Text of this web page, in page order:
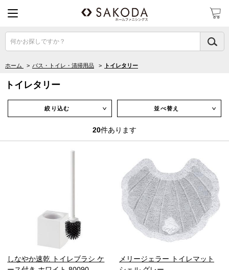
何かお探しですか？
ホーム > バス・トイレ・清掃用品 > トイレタリー
トイレタリー
絞り込む ∨ 並べ替え ∨
20件あります
しなやか速乾 トイレブラシ ケ
メリージェラー トイレマット